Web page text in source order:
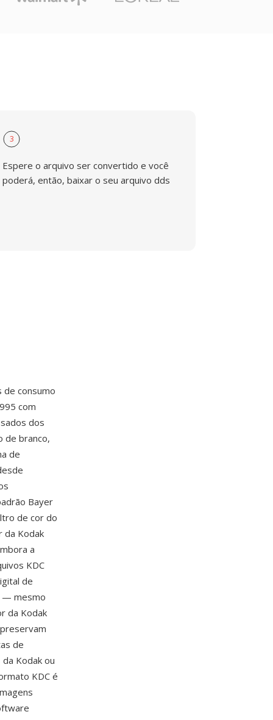
3
Espere o arquivo ser convertido e você
poderá, então, baixar o seu arquivo dds
de consumo
com
dos
de branco,
de
Bayer
de cor do
da Kodak
a
KDC
de
— mesmo
da Kodak
de
Kodak ou
KDC é